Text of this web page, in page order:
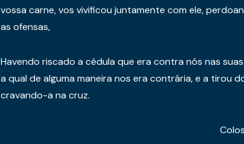
vossa carne, vos vivificou juntamente com ele,
as ofensas,
Havendo riscado a cédula que era contra nós nas
a qual de alguma maneira nos era contrária, e a tirou
cravando-a na cruz.